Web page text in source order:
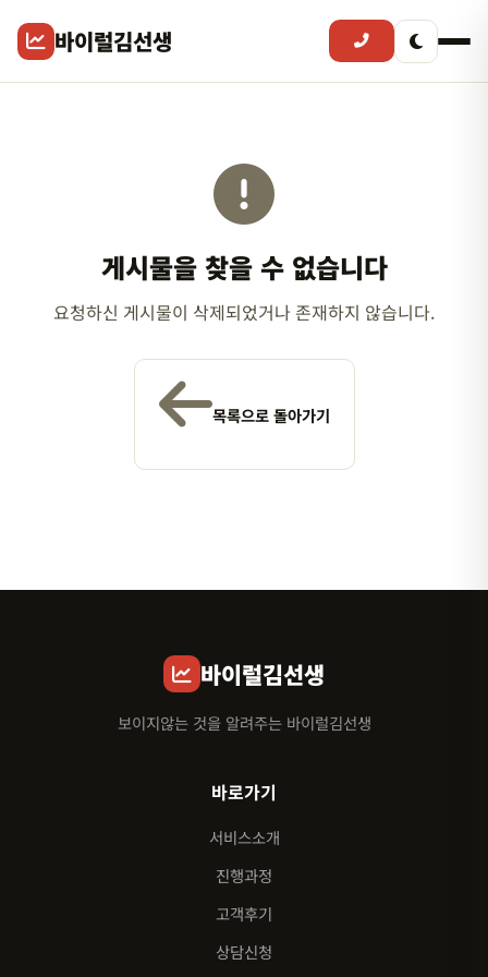
바이럴김선생
게시물을 찾을 수 없습니다
요청하신 게시물이 삭제되었거나 존재하지 않습니다.
목록으로 돌아가기
바이럴김선생
보이지않는 것을 알려주는 바이럴김선생
바로가기
서비스소개
진행과정
고객후기
상담신청